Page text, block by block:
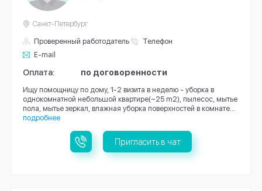
Проверенный работодатель
Телефон
E-mail
Санкт-Петербург
Оплата: по договоренности
Ищу помощницу по дому, 1-2 визита в неделю - уборка в
однокомнатной небольшой квартире(~25 m2), пылесос, мытье
пола, мытье зеркал, влажная уборка поверхностей в комнате...
подробнее
Пригласить в чат